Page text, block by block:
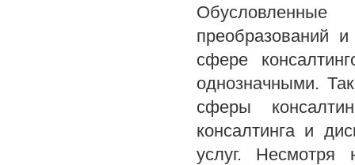
Обусловленные
преобразований
сфере
однозначными.
сферы
консалтинга и
услуг. Несмотря